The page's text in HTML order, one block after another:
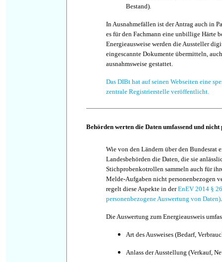
Bestand).
In Ausnahmefällen ist der Antrag auch in
es für den Fachmann eine unbillige Härte
Energieausweise werden die Aussteller
eingescannte Dokumente übermitteln,
ausnahmsweise gestattet.
Das DIBt hat auf seinen Webseiten eine
zentrale Registrierstelle veröffentlicht.
Behörden werten die Daten umfassend und nicht
Wie von den Ländern über den Bundesrat
Landesbehörden die Daten, die sie
Stichprobenkotrollen sammeln auch für
Melde-Aufgaben nicht personenbezogen
regelt diese Aspekte in derEnEV 2014 §
personenbezogene Auswertung von Daten).
Die Auswertung zum Energieausweis
Art des Ausweises (Bedarf,
Anlass der Ausstellung (Verkauf,